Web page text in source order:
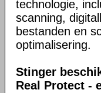
technologie,
scanning,
bestanden en
optimalisering.
Stinger
Real Protect -